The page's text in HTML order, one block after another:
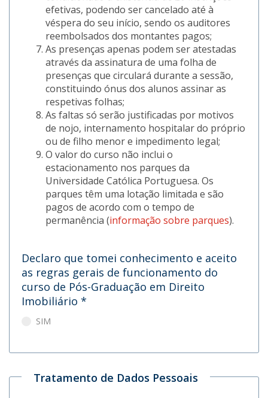
efetivas, podendo ser cancelado até à
véspera do seu início, sendo os auditores
reembolsados dos montantes pagos;
As presenças apenas podem ser atestadas
através da assinatura de uma folha de
presenças que circulará durante a sessão,
constituindo ónus dos alunos assinar as
respetivas folhas;
As faltas só serão justificadas por motivos
de nojo, internamento hospitalar do próprio
ou de filho menor e impedimento legal;
O valor do curso não inclui o
estacionamento nos parques da
Universidade Católica Portuguesa. Os
parques têm uma lotação limitada e são
pagos de acordo com o tempo de
permanência (informação sobre parques).
Declaro que tomei conhecimento e aceito
as regras gerais de funcionamento do
curso de Pós-Graduação em Direito
Imobiliário *
SIM
Tratamento de Dados Pessoais